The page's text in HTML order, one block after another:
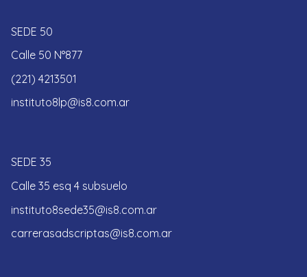
SEDE 50
Calle 50 N°877
(221) 4213501
instituto8lp@is8.com.ar
SEDE 35
Calle 35 esq 4 subsuelo
instituto8sede35@is8.com.ar
carrerasadscriptas@is8.com.ar